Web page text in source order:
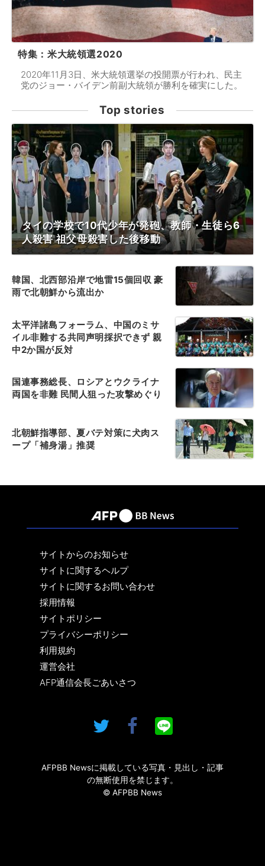
特集：米大統領選2020
2020年11月3日、米大統領選挙の投開票が行われ、民主
党のジョー・バイデン前副大統領が勝利を確実にした。
Top stories
タイの学校で10代少年が発砲、教師・生徒ら6
人殺害 祖父母殺害した後移動
韓国、北西部沿岸で地雷15個回収 豪
雨で北朝鮮から流出か
太平洋諸島フォーラム、中国のミサ
イル非難する共同声明採択できず 親
中2か国が反対
国連事務総長、ロシアとウクライナ
両国を非難 民間人狙った攻撃めぐり
北朝鮮指導部、夏バテ対策に犬肉ス
ープ「補身湯」推奨
サイトからのお知らせ
サイトに関するヘルプ
サイトに関するお問い合わせ
採用情報
サイトポリシー
プライバシーポリシー
利用規約
運営会社
AFP通信会長ごあいさつ
AFPBB Newsに掲載している写真・見出し・記事
の無断使用を禁じます。
© AFPBB News